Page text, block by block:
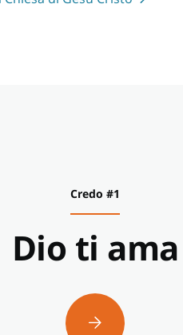
Credo #1
Dio ti ama